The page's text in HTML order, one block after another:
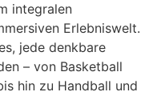
integralen
Erlebniswelt.
jede denkbare
– von Basketball
hin zu Handball und